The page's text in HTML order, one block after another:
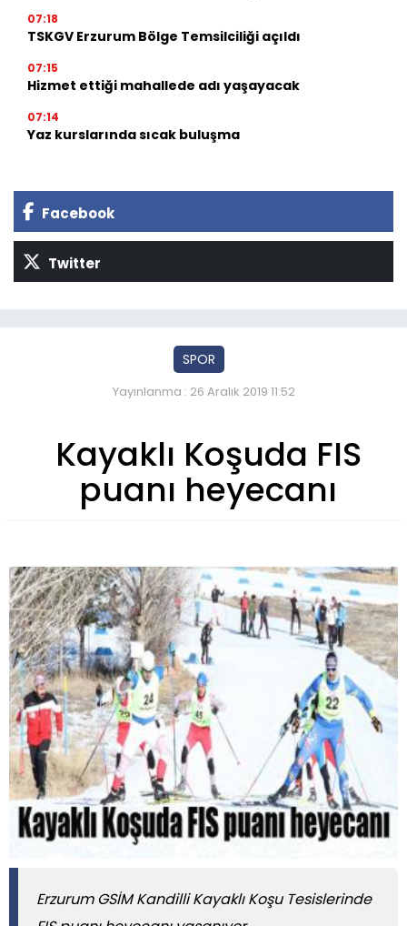
07:18
TSKGV Erzurum Bölge Temsilciliği açıldı
07:15
Hizmet ettiği mahallede adı yaşayacak
07:14
Yaz kurslarında sıcak buluşma
Facebook
Twitter
SPOR
Yayınlanma : 26 Aralık 2019 11:52
Kayaklı Koşuda FIS
puanı heyecanı
Erzurum GSİM Kandilli Kayaklı Koşu Tesislerinde